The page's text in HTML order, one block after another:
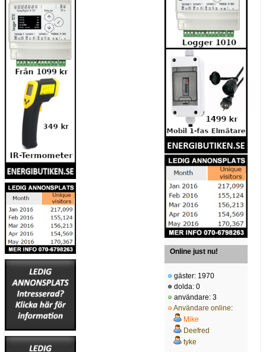
Online just nu!
gäster: 1970
dolda: 0
användare: 3
Användare online:
Mike
Deefred
tyke